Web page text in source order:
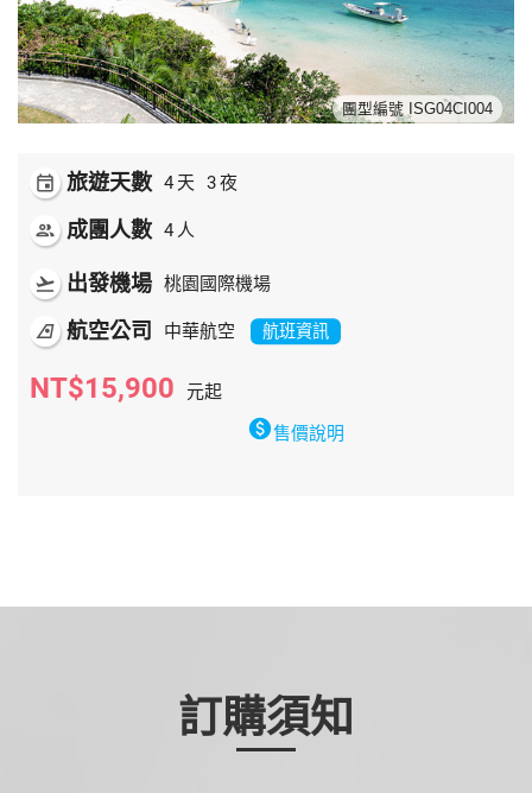
關於御義
客服專線(02) 2515-1218
團型編號 ISG04CI004
event 旅遊天數 4 天 3夜
people 成團人數 4 人
flight_takeoff 出發機場 桃園國際機場
airlines 航空公司 中華航空 航班資訊
NT$15,900 元起
paid售價說明
訂購須知